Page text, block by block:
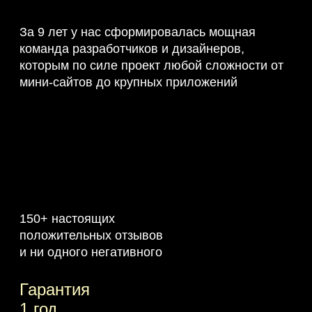
За 9 лет у нас сформировалась мощная
команда разработчиков и дизайнеров,
которым по силе проект любой сложности от
мини-сайтов до крупных приложений
150+ настоящих
положительных отзывов
и ни одного негативного
Гарантия